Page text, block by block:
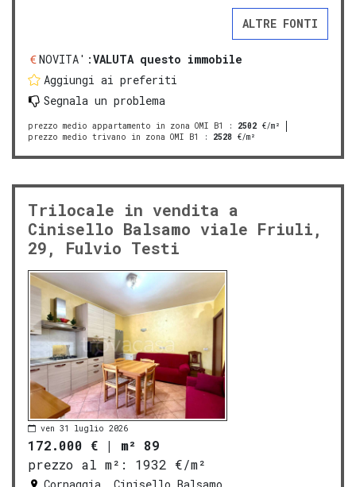
ALTRE FONTI
NOVITA':VALUTA questo immobile
Aggiungi ai preferiti
Segnala un problema
prezzo medio appartamento in zona OMI B1 : 2502 €/m²
prezzo medio trivano in zona OMI B1
: 2528 €/m²
Trilocale in vendita a
Cinisello Balsamo viale Friuli,
29, Fulvio Testi
ven 31 luglio 2026
172.000 € | m² 89
prezzo al m²:
1932 €/m²